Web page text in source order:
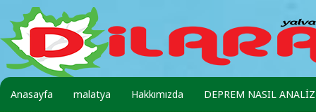
Anasayfa malatya Hakkımızda DEPREM NASIL